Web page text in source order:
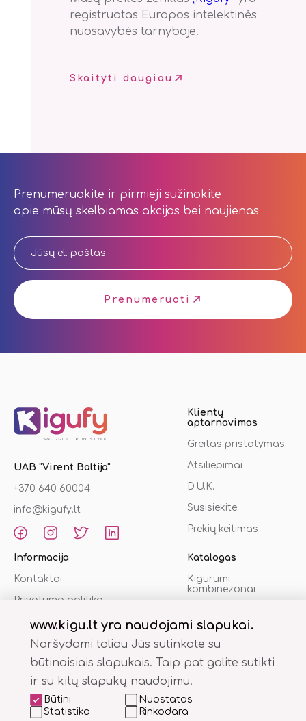
registruotas Europos intelektinės
nuosavybės tarnyboje.
Skaityti daugiau
Prenumeruokite ir pirmieji sužinokite
apie mūsų skelbiamas akcijas bei naujienas
Prenumeruoti
UAB "Virent Baltija"
+370 640 60004
info@kigufy.lt
Klientų
aptarnavimas
Greitas pristatymas
Atsiliepimai
D.U.K.
Susisiekite
Prekių keitimas
Informacija
Kontaktai
Privatumo politika
Pirkimo sąlygos
Katalogas
Kigurumi
kombinezonai
Chalatai
www.kigu.lt yra naudojami slapukai.
Naršydami toliau Jūs sutinkate su
būtinaisiais slapukais. Taip pat galite sutikti
ir su kitų slapukų naudojimu.
Būtini
Nuostatos
Statistika
Rinkodara